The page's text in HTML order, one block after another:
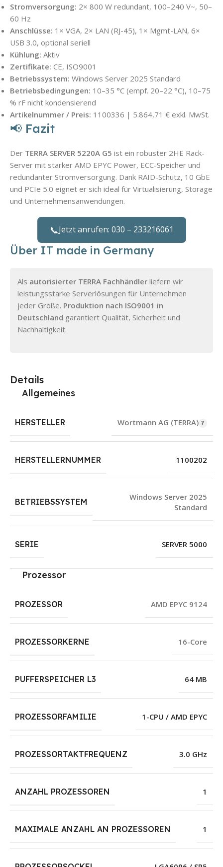
Stromversorgung: 2× 800 W redundant, 100–240 V~, 50–
60 Hz
Anschlüsse: 1× VGA, 2× LAN (RJ-45), 1× Mgmt-LAN, 6×
USB 3.0, optional seriell
Kühlung: Aktiv
Zertifikate: CE, ISO9001
Betriebssystem: Windows Server 2025 Standard
Betriebsbedingungen: 10–35 °C (empf. 20–22 °C), 10–75
% rF nicht kondensierend
Artikelnummer / Preis: 1100336 | 5.864,71 € exkl. MwSt.
📢 Fazit
Der TERRA SERVER 5220A G5 ist ein robuster 2HE Rack-
Server mit starker AMD EPYC Power, ECC-Speicher und
redundanter Stromversorgung. Dank RAID-Schutz, 10 GbE
und PCIe 5.0 eignet er sich ideal für Virtualisierung, Storage
und Unternehmensanwendungen.
📞Jetzt anrufen: 030 – 233216061
Über IT made in Germany
Als autorisierter TERRA Fachhändler liefern wir
leistungsstarke Serverlösungen für Unternehmen
jeder Größe. Produktion nach ISO9001 in
Deutschland garantiert Qualität, Sicherheit und
Nachhaltigkeit.
Details
Allgemeines
HERSTELLER Wortmann AG (TERRA)
HERSTELLERNUMMER 1100202
BETRIEBSSYSTEM
Windows Server 2025
Standard
SERIE SERVER 5000
Prozessor
PROZESSOR AMD EPYC 9124
PROZESSORKERNE 16-Core
PUFFERSPEICHER L3 64 MB
PROZESSORFAMILIE 1-CPU / AMD EPYC
PROZESSORTAKTFREQUENZ 3.0 GHz
ANZAHL PROZESSOREN 1
MAXIMALE ANZAHL AN PROZESSOREN 1